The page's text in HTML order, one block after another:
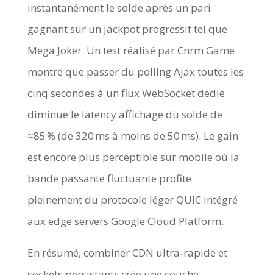
instantanément le solde après un pari
gagnant sur un jackpot progressif tel que
Mega Joker. Un test réalisé par Cnrm Game
montre que passer du polling Ajax toutes les
cinq secondes à un flux WebSocket dédié
diminue le latency affichage du solde de
≈85 % (de 320 ms à moins de 50 ms). Le gain
est encore plus perceptible sur mobile où la
bande passante fluctuante profite
pleinement du protocole léger QUIC intégré
aux edge servers Google Cloud Platform.
En résumé, combiner CDN ultra‑rapide et